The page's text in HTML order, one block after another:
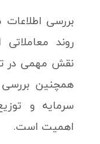
بررسی
نقش مهمی در
همچنین بررسی
سرمایه و
اهمیت است.